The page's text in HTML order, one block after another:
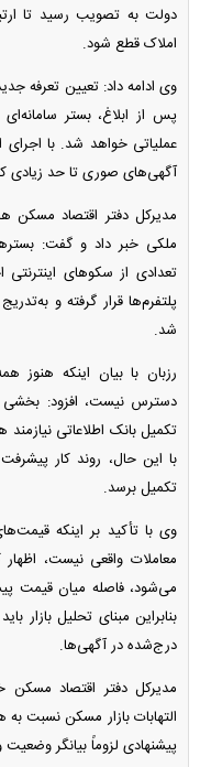
دولت به تصویب رسید تا
املاک قطع شود.
وی ادامه داد: تعیین تعرفه
پس از ابلاغ، بستر
عملیاتی خواهد شد. با اجرای
آگهی‌های صوری تا حد زیادی
مدیرکل دفتر اقتصاد
ملکی خبر داد و گفت:
تعدادی از سکو‌های
پلتفرم‌ها قرار گرفته و
شد.
رزبان با بیان اینکه هنوز
دسترس نیست، افزود: بخشی
تکمیل بانک اطلاعاتی
با این حال، روند کار
تکمیل برسد.
وی با تأکید بر اینکه
معاملات واقعی نیست، اظهار
می‌شود، فاصله میان قیمت
بنابراین مبنای تحلیل
درج‌شده در آگهی‌ها.
مدیرکل دفتر اقتصاد مسکن
التهابات بازار مسکن نسبت
پیشنهادی لزوماً بیانگر